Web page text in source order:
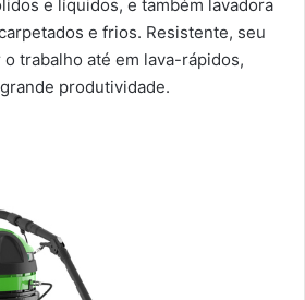
e líquidos, e também lavadora
e frios. Resistente, seu
trabalho até em lava-rápidos,
produtividade.